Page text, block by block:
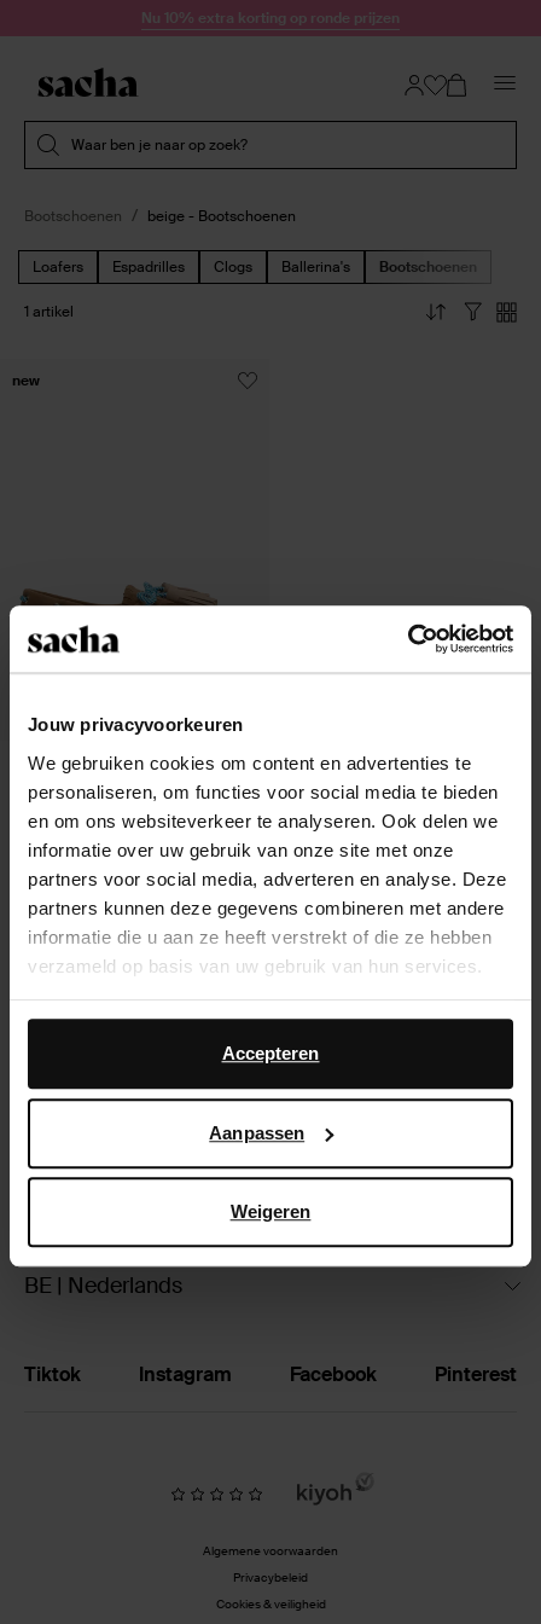
Jouw privacyvoorkeuren
We gebruiken cookies om content en advertenties te
personaliseren, om functies voor social media te bieden
en om ons websiteverkeer te analyseren. Ook delen we
informatie over uw gebruik van onze site met onze
partners voor social media, adverteren en analyse. Deze
partners kunnen deze gegevens combineren met andere
informatie die u aan ze heeft verstrekt of die ze hebben
verzameld op basis van uw gebruik van hun services.
Daarnaast werken wij samen met Google voor
advertentie- en meetdoeleinden. Meer informatie over
hoe Google uw persoonsgegevens gebruikt, vindt u op
Accepteren
Aanpassen
Weigeren
Doorgaan naar artikelNu 10% extra korting op ronde prijzen
Waar ben je naar op zoek?
Bootschoenen beige - Bootschoenen
Loafers Espadrilles Clogs Ballerina's Bootschoenen
1 artikel
Beige suède bootschoenen met
franjes
136.99
new
Over Sacha
Klantenservice
Verzending & levering
Ruilen & retourneren
Brandstores
BE | Nederlands
Tiktok Instagram Facebook Pinterest
Algemene voorwaarden
Privacybeleid
Cookies & veiligheid